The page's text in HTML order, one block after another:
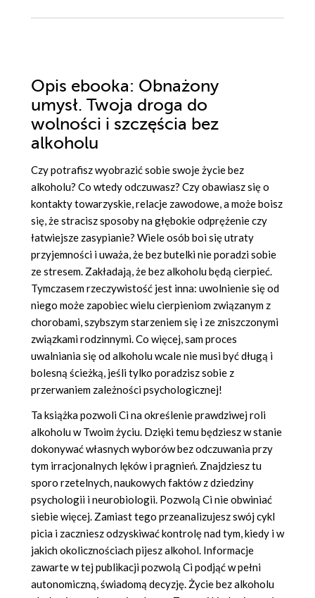
Opis ebooka: Obnażony
umysł. Twoja droga do
wolności i szczęścia bez
alkoholu
Czy potrafisz wyobrazić sobie swoje życie bez
alkoholu? Co wtedy odczuwasz? Czy obawiasz się o
kontakty towarzyskie, relacje zawodowe, a może boisz
się, że stracisz sposoby na głębokie odprężenie czy
łatwiejsze zasypianie? Wiele osób boi się utraty
przyjemności i uważa, że bez butelki nie poradzi sobie
ze stresem. Zakładają, że bez alkoholu będą cierpieć.
Tymczasem rzeczywistość jest inna: uwolnienie się od
niego może zapobiec wielu cierpieniom związanym z
chorobami, szybszym starzeniem się i ze zniszczonymi
związkami rodzinnymi. Co więcej, sam proces
uwalniania się od alkoholu wcale nie musi być długą i
bolesną ścieżką, jeśli tylko poradzisz sobie z
przerwaniem zależności psychologicznej!
Ta książka pozwoli Ci na określenie prawdziwej roli
alkoholu w Twoim życiu. Dzięki temu będziesz w stanie
dokonywać własnych wyborów bez odczuwania przy
tym irracjonalnych lęków i pragnień. Znajdziesz tu
sporo rzetelnych, naukowych faktów z dziedziny
psychologii i neurobiologii. Pozwolą Ci nie obwiniać
siebie więcej. Zamiast tego przeanalizujesz swój cykl
picia i zaczniesz odzyskiwać kontrolę nad tym, kiedy i w
jakich okolicznościach pijesz alkohol. Informacje
zawarte w tej publikacji pozwolą Ci podjąć w pełni
autonomiczną, świadomą decyzję. Życie bez alkoholu